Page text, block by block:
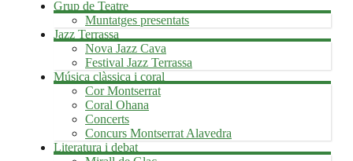
Grup de Teatre
Muntatges presentats
Jazz Terrassa
Nova Jazz Cava
Festival Jazz Terrassa
Música clàssica i coral
Cor Montserrat
Coral Ohana
Concerts
Concurs Montserrat Alavedra
Literatura i debat